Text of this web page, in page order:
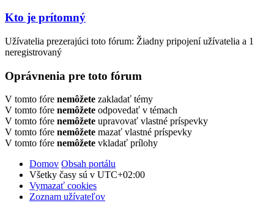
Kto je prítomný
Užívatelia prezerajúci toto fórum: Žiadny pripojení užívatelia a 1
neregistrovaný
Oprávnenia pre toto fórum
V tomto fóre nemôžete zakladať témy
V tomto fóre nemôžete odpovedať v témach
V tomto fóre nemôžete upravovať vlastné príspevky
V tomto fóre nemôžete mazať vlastné príspevky
V tomto fóre nemôžete vkladať prílohy
Domov Obsah portálu
Všetky časy sú v UTC+02:00
Vymazať cookies
Zoznam užívateľov